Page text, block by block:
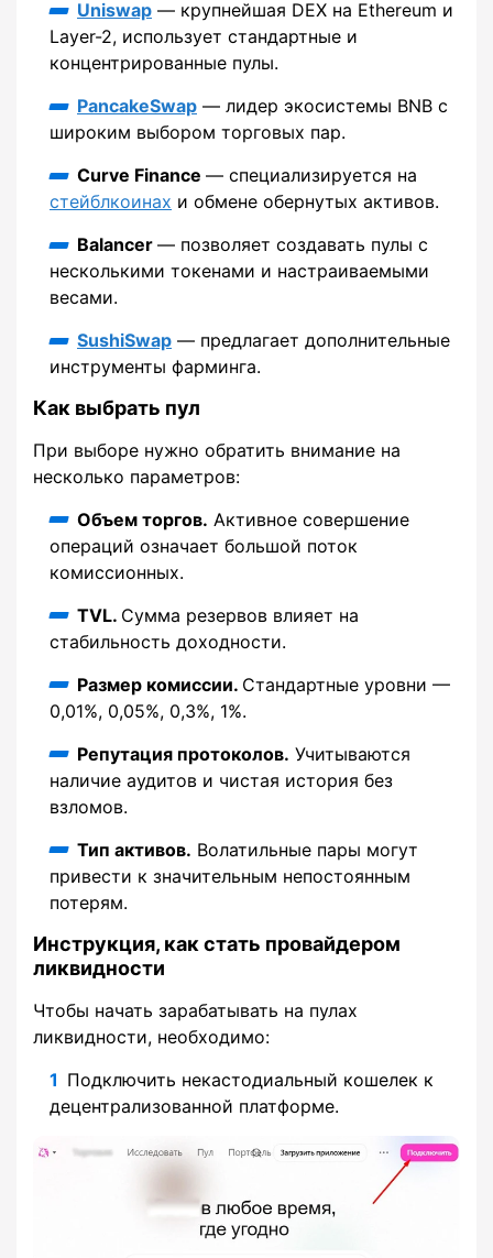
Uniswap — крупнейшая DEX на Ethereum и
Layer-2, использует стандартные и
концентрированные пулы.
PancakeSwap — лидер экосистемы BNB с
широким выбором торговых пар.
Curve Finance — специализируется на
стейблкоинах и обмене обернутых активов.
Balancer — позволяет создавать пулы с
несколькими токенами и настраиваемыми
весами.
SushiSwap — предлагает дополнительные
инструменты фарминга.
Как выбрать пул
При выборе нужно обратить внимание на
несколько параметров:
Объем торгов. Активное совершение
операций означает большой поток
комиссионных.
TVL. Сумма резервов влияет на
стабильность доходности.
Размер комиссии. Стандартные уровни —
0,01%, 0,05%, 0,3%, 1%.
Репутация протоколов. Учитываются
наличие аудитов и чистая история без
взломов.
Тип активов. Волатильные пары могут
привести к значительным непостоянным
потерям.
Инструкция, как стать провайдером
ликвидности
Чтобы начать зарабатывать на пулах
ликвидности, необходимо:
Подключить некастодиальный кошелек к
децентрализованной платформе.